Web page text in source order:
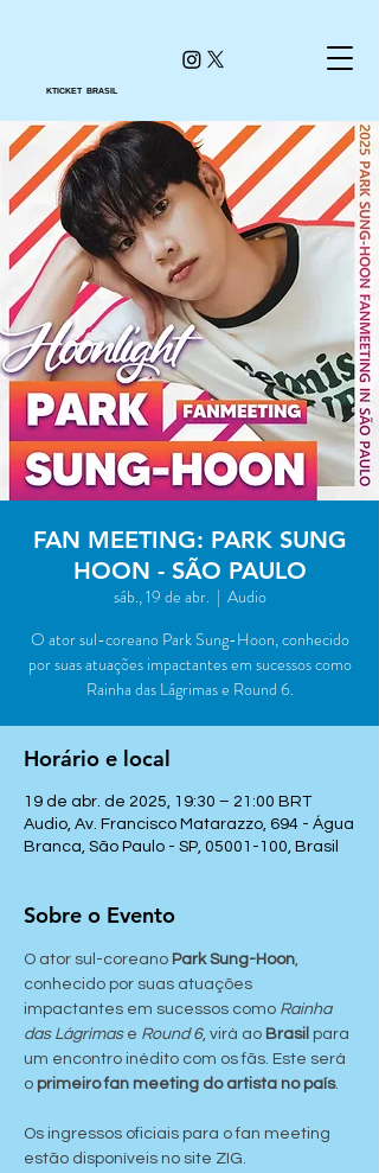
KTICKET BRASIL
FAN MEETING: PARK SUNG
HOON - SÃO PAULO
sáb., 19 de abr.
  |
Audio
O ator sul-coreano Park Sung-Hoon, conhecido
por suas atuações impactantes em sucessos como
Rainha das Lágrimas e Round 6.
Horário e local
19 de abr. de 2025, 19:30 – 21:00 BRT
Audio, Av. Francisco Matarazzo, 694 - Água
Branca, São Paulo - SP, 05001-100, Brasil
Sobre o Evento
O ator sul-coreano Park Sung-Hoon,
conhecido por suas atuações
impactantes em sucessos como Rainha
das Lágrimas e Round 6, virá ao Brasil para
um encontro inédito com os fãs. Este será
o primeiro fan meeting do artista no país.
Os ingressos oficiais para o fan meeting
estão disponíveis no site ZIG.